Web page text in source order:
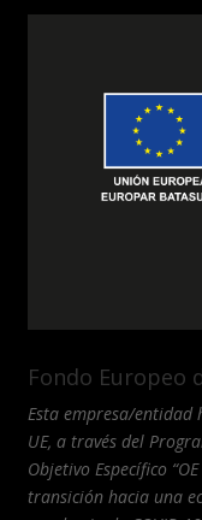
Fondo Europeo
Esta empresa/entidad
UE, a través del
Objetivo Específico
transición hacia una